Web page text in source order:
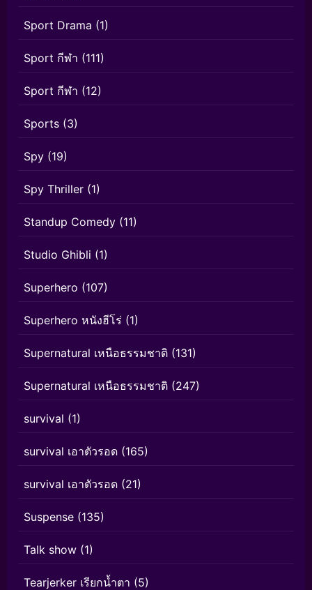
Sport Drama (1)
Sport กีฬา (111)
Sport กีฬา (12)
Sports (3)
Spy (19)
Spy Thriller (1)
Standup Comedy (11)
Studio Ghibli (1)
Superhero (107)
Superhero หนังฮีโร่ (1)
Supernatural เหนือธรรมชาติ (131)
Supernatural เหนือธรรมชาติ (247)
survival (1)
survival เอาตัวรอด (165)
survival เอาตัวรอด (21)
Suspense (135)
Talk show (1)
Tearjerker เรียกน้ำตา (5)